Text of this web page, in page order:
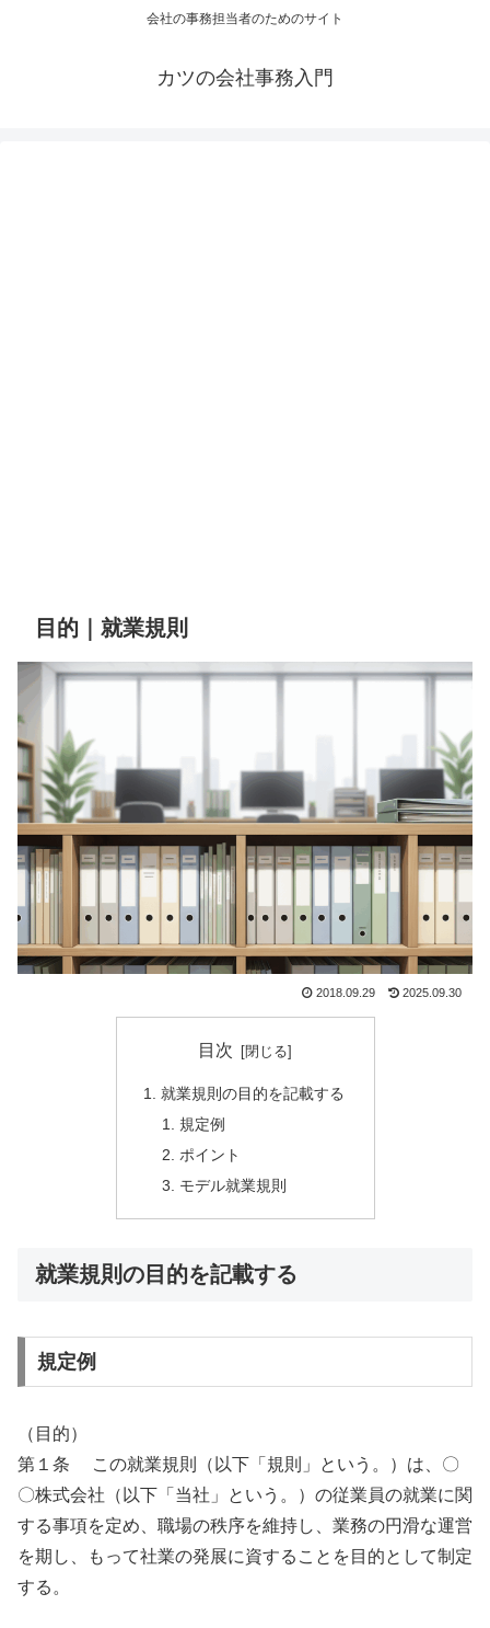
会社の事務担当者のためのサイト
カツの会社事務入門
目的｜就業規則
2018.09.29 2025.09.30
目次
就業規則の目的を記載する
規定例
ポイント
モデル就業規則
就業規則の目的を記載する
規定例
（目的）
第１条 この就業規則（以下「規則」という。）は、〇
〇株式会社（以下「当社」という。）の従業員の就業に関
する事項を定め、職場の秩序を維持し、業務の円滑な運営
を期し、もって社業の発展に資することを目的として制定
する。